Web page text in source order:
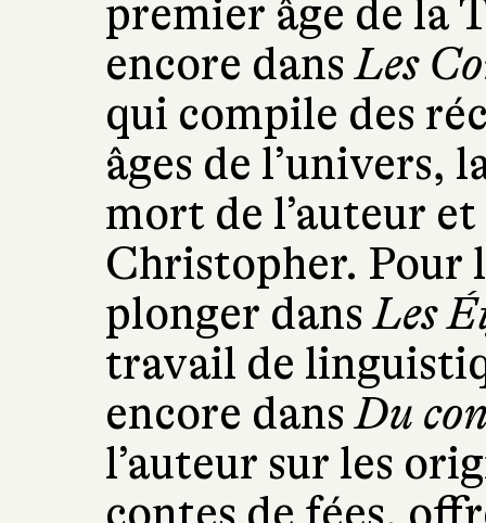
premier âge de la
encore dansLes
qui compile des
âges de l’univers,
mort de l’auteur
Christopher. Pour
plonger dansLes
travail de
encore dansDu
l’auteur sur les